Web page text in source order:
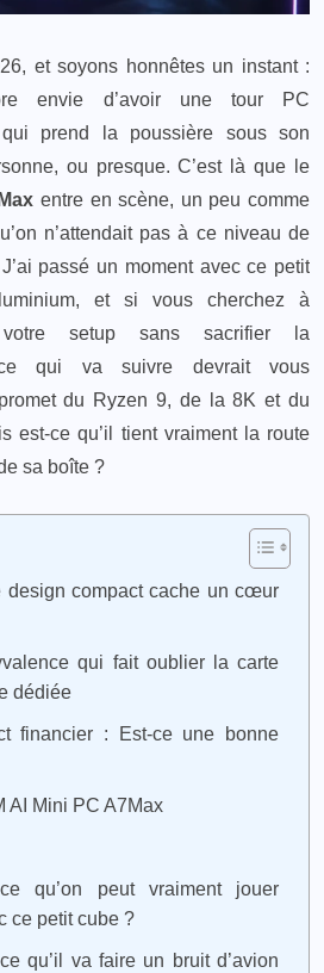
et soyons honnêtes un instant :
envie d’avoir une tour PC
qui prend la poussière sous son
ou presque. C’est là que le
entre en scène, un peu comme
n’attendait pas à ce niveau de
passé un moment avec ce petit
et si vous cherchez à
votre setup sans sacrifier la
ce qui va suivre devrait vous
du Ryzen 9, de la 8K et du
est-ce qu’il tient vraiment la route
sa boîte ?
design compact cache un cœur
qui fait oublier la carte
dédiée
financier : Est-ce une bonne
AI Mini PC A7Max
ce qu’on peut vraiment jouer
ce petit cube ?
qu’il va faire un bruit d’avion